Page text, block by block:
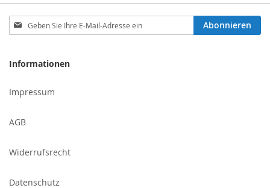
Melden
Sie
unseren
an:
Abonnieren
Informationen
Impressum
AGB
Widerrufsrecht
Datenschutz